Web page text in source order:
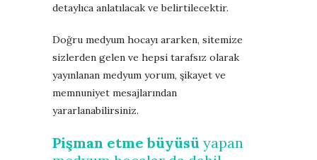
detaylıca anlatılacak ve belirtilecektir.
Doğru medyum hocayı ararken, sitemize
sizlerden gelen ve hepsi tarafsız olarak
yayınlanan medyum yorum, şikayet ve
memnuniyet mesajlarından
yararlanabilirsiniz.
Pişman etme büyüsü yapan